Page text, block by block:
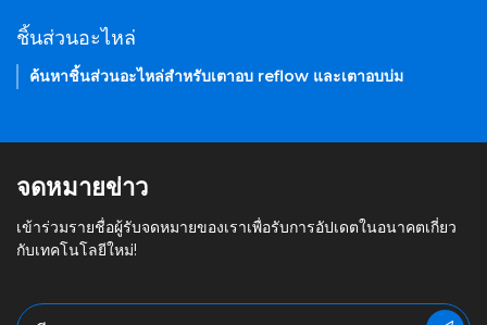
ชิ้นส่วนอะไหล่
ค้นหาชิ้นส่วนอะไหล่สำหรับเตาอบ reflow และเตาอบบ่ม
จดหมายข่าว
เข้าร่วมรายชื่อผู้รับจดหมายของเราเพื่อรับการอัปเดตในอนาคตเกี่ยว
กับเทคโนโลยีใหม่!